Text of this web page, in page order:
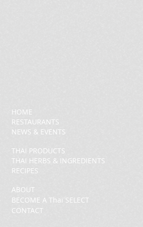
THAI PRODUCTS
THAI HERBS & INGREDIENTS
RECIPES
HOME
RESTAURANTS
NEWS & EVENTS
ABOUT
BECOME A Thai SELECT
CONTACT